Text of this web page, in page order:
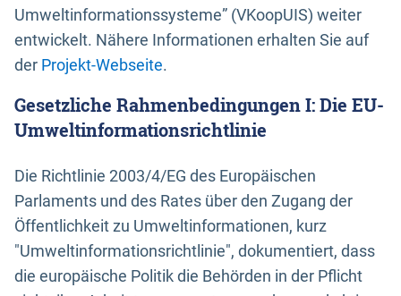
Umweltinformationssysteme” (VKoopUIS) weiter
entwickelt. Nähere Informationen erhalten Sie auf
der Projekt-Webseite.
Gesetzliche Rahmenbedingungen I: Die EU-
Umweltinformationsrichtlinie
Die Richtlinie 2003/4/EG des Europäischen
Parlaments und des Rates über den Zugang der
Öffentlichkeit zu Umweltinformationen, kurz
"Umweltinformationsrichtlinie", dokumentiert, dass
die europäische Politik die Behörden in der Pflicht